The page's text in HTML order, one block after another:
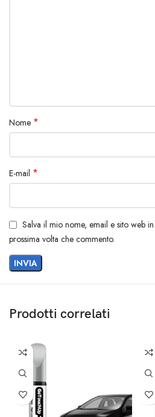
Nome *
E-mail *
Salva il mio nome, email e sito web
prossima volta che commento.
Prodotti correlati